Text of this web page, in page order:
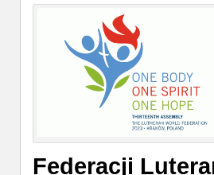
Federacji